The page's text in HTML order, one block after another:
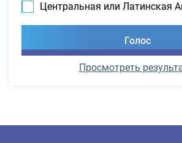
Центральная или Латинская
Просмотреть